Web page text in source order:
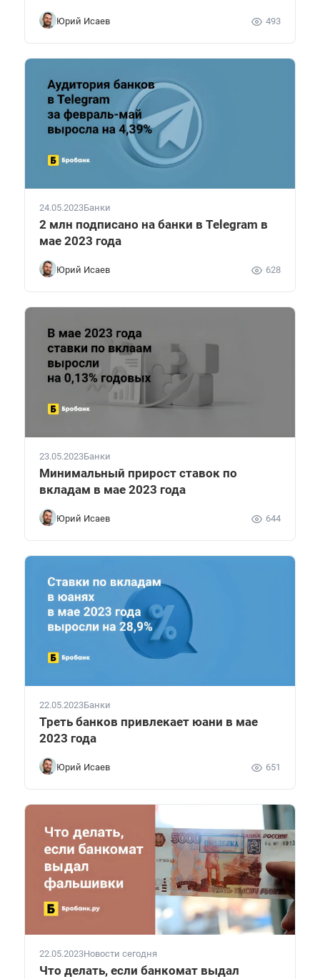
Юрий Исаев 493
24.05.2023Банки
2 млн подписано на банки в Telegram в
мае 2023 года
Юрий Исаев 628
23.05.2023Банки
Минимальный прирост ставок по
вкладам в мае 2023 года
Юрий Исаев 644
22.05.2023Банки
Треть банков привлекает юани в мае
2023 года
Юрий Исаев 651
22.05.2023Новости сегодня
Что делать, если банкомат выдал